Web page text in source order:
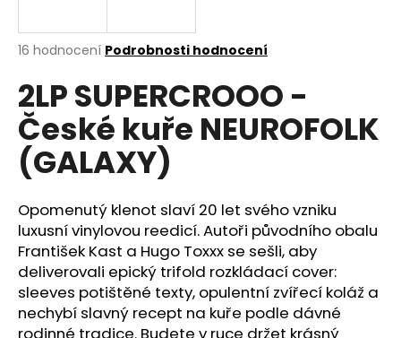
Průměrné
produktu
je
4,1
z
5
hvězdiček.
16 hodnocení Podrobnosti hodnocení
2LP SUPERCROOO -
České kuře NEUROFOLK
(GALAXY)
Opomenutý klenot slaví 20 let svého vzniku
luxusní vinylovou reedicí. Autoři původního obalu
František Kast a Hugo Toxxx se sešli, aby
deliverovali epický trifold rozkládací cover:
sleeves potištěné texty, opulentní zvířecí koláž a
nechybí slavný recept na kuře podle dávné
rodinné tradice. Budete v ruce držet krásný
j
t
?
HLEDAT
D
o
p